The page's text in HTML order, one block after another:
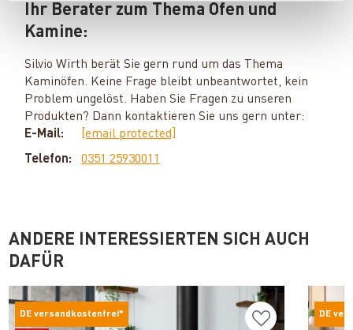
Ihr Berater zum Thema Öfen und
Kamine:
Silvio Wirth berät Sie gern rund um das Thema
Kaminöfen. Keine Frage bleibt unbeantwortet, kein
Problem ungelöst. Haben Sie Fragen zu unseren
Produkten? Dann kontaktieren Sie uns gern unter:
E-Mail:
[email protected]
Telefon:
0351 25930011
ANDERE INTERESSIERTEN SICH AUCH
DAFÜR
DE versandkostenfrei* DE